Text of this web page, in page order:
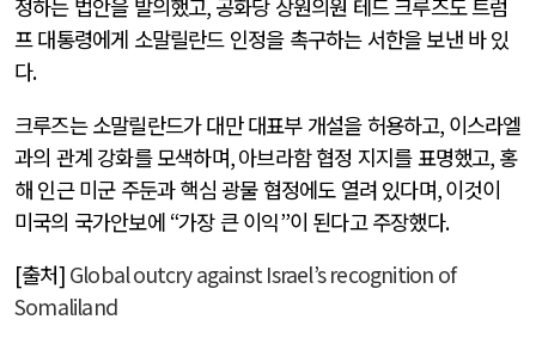
정하는 법안을 발의했고, 공화당 상원의원 테드 크루즈도 트럼
프 대통령에게 소말릴란드 인정을 촉구하는 서한을 보낸 바 있
다.
크루즈는 소말릴란드가 대만 대표부 개설을 허용하고, 이스라엘
과의 관계 강화를 모색하며,아브라함 협정 지지를 표명했고, 홍
해 인근 미군 주둔과 핵심 광물 협정에도 열려 있다며,이것이
미국의 국가안보에 “가장 큰 이익”이 된다고 주장했다.
[출처] Global outcry against Israel’s recognition of
Somaliland